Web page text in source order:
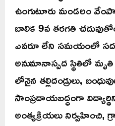
ఉంగుటూరు మండలం
బాలిక 9వ తరగతి
ఎవరూ లేని సమయంలో
అనుమానాస్పద స్థితిలో మృతి
లోనైన తల్లిదండ్రులు,
సాంప్రదాయబద్ధంగా
అంత్యక్రియలు